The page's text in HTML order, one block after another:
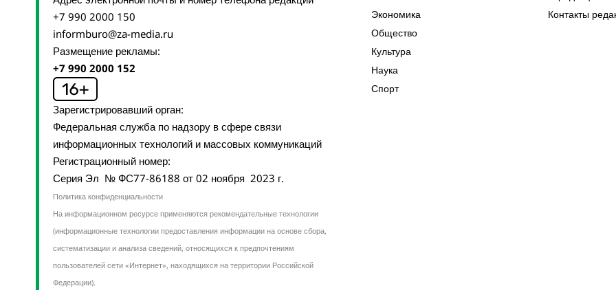
+7 990 2000 150
informburo@za-media.ru
Размещение рекламы:
+7 990 2000 152
Зарегистрировавший орган:
Федеральная служба по надзору в сфере связи
информационных технологий и массовых коммуникаций
Регистрационный номер:
Серия Эл № ФС77-86188 от 02 ноября 2023 г.
Политика конфиденциальности
На информационном ресурсе применяются рекомендательные технологии
(информационные технологии предоставления информации на основе сбора,
систематизации и анализа сведений, относящихся к предпочтениям
пользователей сети «Интернет», находящихся на территории Российской
Федерации).
Экономика
Общество
Культура
Наука
Спорт
Контакты